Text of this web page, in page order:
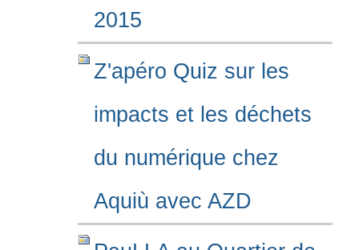
2015
Z'apéro Quiz sur les
impacts et les déchets
du numérique chez
Aquiù avec AZD